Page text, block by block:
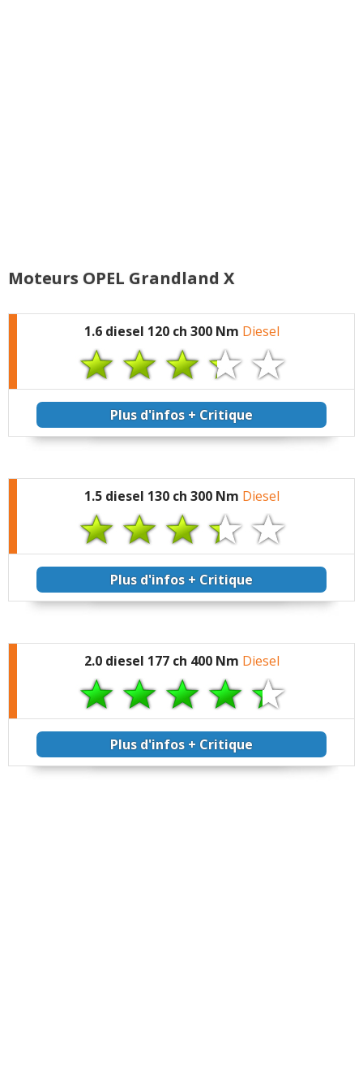
comparé à son petit
frère Crossland qui a
semble t il (je parle du
nom évidemment).
Grandland sonne un
peu mal en français
mais ça reste du détail
futile je vous l'accorde
Tous les autres défauts
Moteurs OPEL Grandland X
1.6 diesel 120 ch 300 Nm Diesel
Plus d'infos + Critique
1.5 diesel 130 ch 300 Nm Diesel
Plus d'infos + Critique
2.0 diesel 177 ch 400 Nm Diesel
Plus d'infos + Critique